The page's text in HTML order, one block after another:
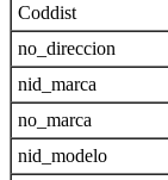
Coddist
no_direccion
nid_marca
no_marca
nid_modelo